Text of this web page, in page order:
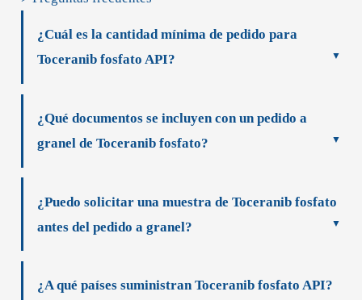
¿Cuál es la cantidad mínima de pedido para
Toceranib fosfato API?
¿Qué documentos se incluyen con un pedido a
granel de Toceranib fosfato?
¿Puedo solicitar una muestra de Toceranib fosfato
antes del pedido a granel?
¿A qué países suministran Toceranib fosfato API?